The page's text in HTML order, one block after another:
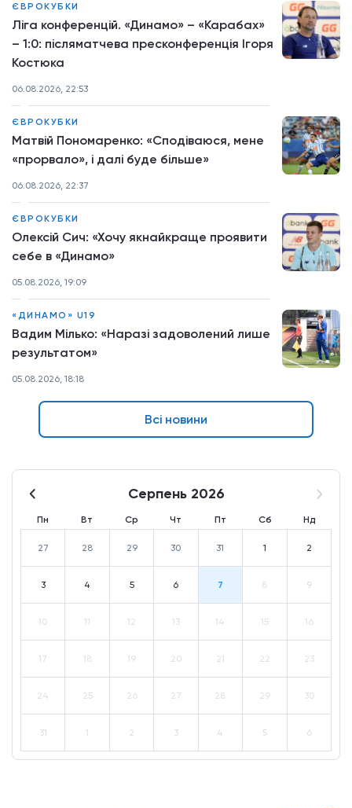
ЄВРОКУБКИ
Ліга конференцій. «Динамо» – «Карабах»
– 1:0: післяматчева пресконференція Ігоря
Костюка
06.08.2026, 22:53
ЄВРОКУБКИ
Матвій Пономаренко: «Сподіваюся, мене
«прорвало», і далі буде більше»
06.08.2026, 22:37
ЄВРОКУБКИ
Олексій Сич: «Хочу якнайкраще проявити
себе в «Динамо»
05.08.2026, 19:09
«ДИНАМО» U19
Вадим Мілько: «Наразі задоволений лише
результатом»
05.08.2026, 18:18
Всі новини
Серпень 2026
Пн Вт Ср Чт Пт Сб Нд
27 28 29 30 31 1 2
3 4 5 6 7 8 9
10 11 12 13 14 15 16
17 18 19 20 21 22 23
24 25 26 27 28 29 30
31 1 2 3 4 5 6